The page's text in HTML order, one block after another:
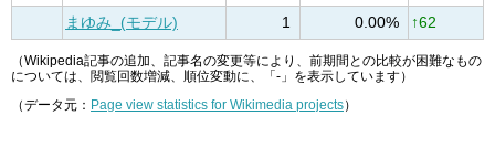
まゆみ_(モデル)
1 0.00% ↑62
（Wikipedia記事の追加、記事名の変更等により、前期間との比較が困難なもの
については、閲覧回数増減、順位変動に、「-」を表示しています）
（データ元： Page view statistics for Wikimedia projects）